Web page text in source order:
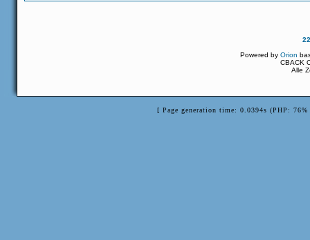
Powered byOrion
CBACK
Alle
[ Page generation time: 0.0394s (PHP: